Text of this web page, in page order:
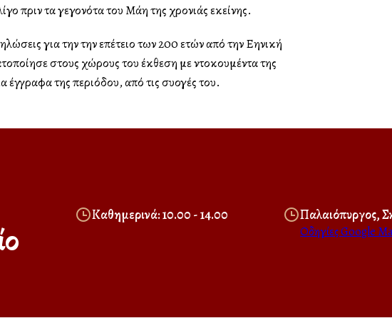
πριν τα γεγονότα του Μάη της χρονιάς εκείνης.
για την την επέτειο των 200 ετών από την Ελληνική
στους χώρους του έκθεση με ντοκουμέντα της
έγγραφα της περιόδου, από τις συλλογές του.
Καθημερινά: 10.00 - 14.00 Παλαιόπυργος,
Οδηγίες Google